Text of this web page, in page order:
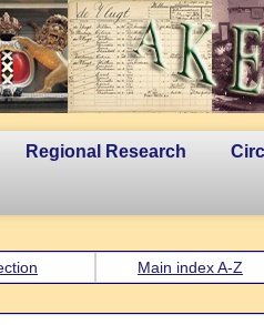
Regional Research
Main index A-Z